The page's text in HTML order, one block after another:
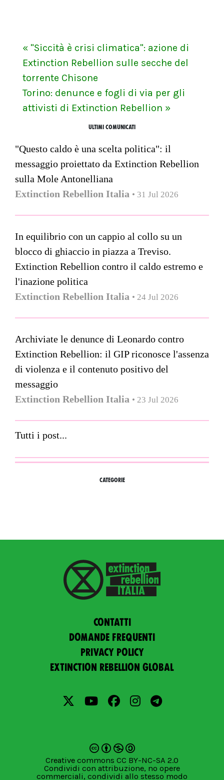
« "Siccità è crisi climatica": azione di
Extinction Rebellion sulle secche del
torrente Chisone
Torino: denunce e fogli di via per gli
attivisti di Extinction Rebellion »
ULTIMI COMUNICATI
"Questo caldo è una scelta politica": il
messaggio proiettato da Extinction Rebellion
sulla Mole Antonelliana
Extinction Rebellion Italia • 31 Jul 2026
In equilibrio con un cappio al collo su un
blocco di ghiaccio in piazza a Treviso.
Extinction Rebellion contro il caldo estremo e
l'inazione politica
Extinction Rebellion Italia • 24 Jul 2026
Archiviate le denunce di Leonardo contro
Extinction Rebellion: il GIP riconosce l'assenza
di violenza e il contenuto positivo del
messaggio
Extinction Rebellion Italia • 23 Jul 2026
Tutti i post...
CATEGORIE
Contatti
Domande frequenti
Privacy policy
Extinction Rebellion Global
Creative commons CC BY-NC-SA 2.0
Condividi con attribuzione, no opere
commerciali, condividi allo stesso modo